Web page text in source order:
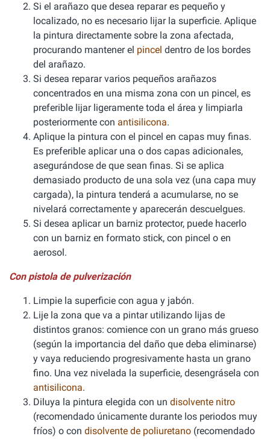
Si el arañazo que desea reparar es pequeño y
localizado, no es necesario lijar la superficie. Aplique
la pintura directamente sobre la zona afectada,
procurando mantener el pincel dentro de los bordes
del arañazo.
Si desea reparar varios pequeños arañazos
concentrados en una misma zona con un pincel, es
preferible lijar ligeramente toda el área y limpiarla
posteriormente con antisilicona.
Aplique la pintura con el pincel en capas muy finas.
Es preferible aplicar una o dos capas adicionales,
asegurándose de que sean finas. Si se aplica
demasiado producto de una sola vez (una capa muy
cargada), la pintura tenderá a acumularse, no se
nivelará correctamente y aparecerán descuelgues.
Si desea aplicar un barniz protector, puede hacerlo
con un barniz en formato stick, con pincel o en
aerosol.
Con pistola de pulverización
Limpie la superficie con agua y jabón.
Lije la zona que va a pintar utilizando lijas de
distintos granos: comience con un grano más grueso
(según la importancia del daño que deba eliminarse)
y vaya reduciendo progresivamente hasta un grano
fino. Una vez nivelada la superficie, desengrásela con
antisilicona.
Diluya la pintura elegida con un disolvente nitro
(recomendado únicamente durante los periodos muy
fríos) o con disolvente de poliuretano (recomendado